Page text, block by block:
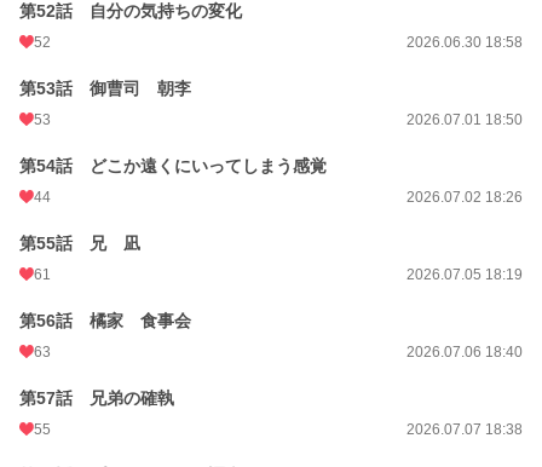
第52話 自分の気持ちの変化
52 2026.06.30 18:58
第53話 御曹司 朝李
53 2026.07.01 18:50
第54話 どこか遠くにいってしまう感覚
44 2026.07.02 18:26
第55話 兄 凪
61 2026.07.05 18:19
第56話 橘家 食事会
63 2026.07.06 18:40
第57話 兄弟の確執
55 2026.07.07 18:38